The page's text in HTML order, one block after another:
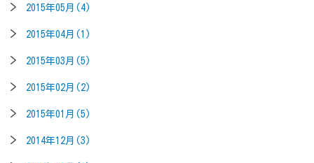
2015年05月(4)
2015年04月(1)
2015年03月(5)
2015年02月(2)
2015年01月(5)
2014年12月(3)